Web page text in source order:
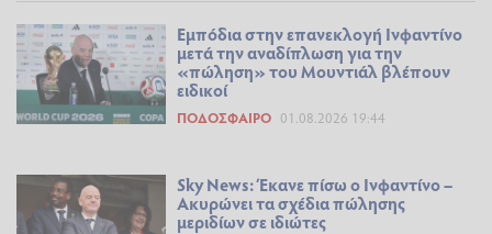
Εμπόδια στην επανεκλογή Ινφαντίνο
μετά την αναδίπλωση για την
«πώληση» του Μουντιάλ βλέπουν
ειδικοί
ΠΟΔΌΣΦΑΙΡΟ 01.08.2026 19:44
Sky News: Έκανε πίσω ο Ινφαντίνο –
Ακυρώνει τα σχέδια πώλησης
μεριδίων σε ιδιώτες